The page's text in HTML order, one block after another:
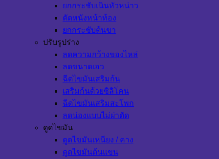
ยกกระชับเนินหัวหน่าว
ตัดหนังหน้าท้อง
ยกกระชับต้นขา
ปรับรูปร่าง
ลดความกว้างของไหล่
ลดขนาดเอว
ฉีดไขมันเสริมก้น
เสริมก้นด้วยซิลิโคน
ฉีดไขมันเสริมสะโพก
ลดน่องแบบไม่ผ่าตัด
ดูดไขมัน
ดูดไขมันเหนียง / คาง
ดูดไขมันต้นแขน